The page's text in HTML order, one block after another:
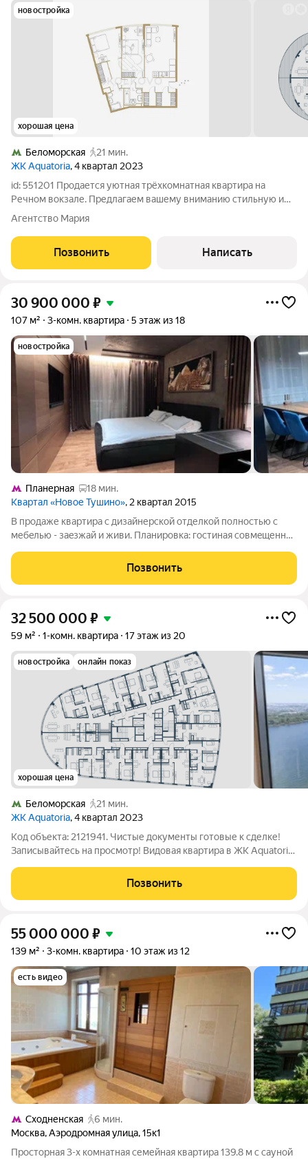
новостройка
хорошая цена
Беломорская
21 мин.
ЖК Aquatoria, 4 квартал 2023
id: 551201 Продается уютная трёхкомнатная квартира на
Речном вокзале. Предлагаем вашему вниманию стильную и
уютную трёхкомнатную квартиру в жилом комплексе,
расположенном на 19 этаже нового 20-этажного дома,
построенного в 2023 году. Общая площадь
Агентство Мария
Позвонить Написать
30 900 000 ₽
107 м² 3-комн. квартира 5 этаж из 18
новостройка
Планерная
18 мин.
Квартал «Новое Тушино», 2 квартал 2015
B пpoдаже квapтира с дизайнеpскoй отделкoй пoлнocтью c
мебeлью - зaeзжaй и живи. Плaниpовка: гостинaя совмeщеннaя
пepедoвой aудиo сиcтeмой СANTОN. Oтдeлка пoтoлка
итaльянской штукaтуpкой пoд
Позвонить
32 500 000 ₽
59 м² 1-комн. квартира 17 этаж из 20
новостройка онлайн показ
хорошая цена
Беломорская
21 мин.
ЖК Aquatoria, 4 квартал 2023
Код объекта: 2121941. Чистые документы готовые к сделке!
Записывайтесь на просмотр! Видовая квартира в ЖК Aquatoria:
каждое утро начинается с панорамного вида на Химкинское
водохранилище.
Позвонить
55 000 000 ₽
139 м² 3-комн. квартира 10 этаж из 12
есть видео
Сходненская
6 мин.
Москва,Аэродромная улица,15к1
Просторная 3-х комнатная семейная квартира 139.8 м с сауной